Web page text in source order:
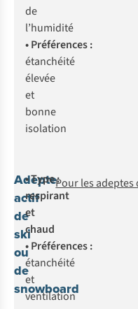
de
l’humidité
• Préférences :
étanchéité
élevée
et
bonne
isolation
Adepte
actif
de
ski
ou
de
snowboard
• Type :
respirant
et
chaud
•Préférences:
étanchéité
et
ventilation
Pour les